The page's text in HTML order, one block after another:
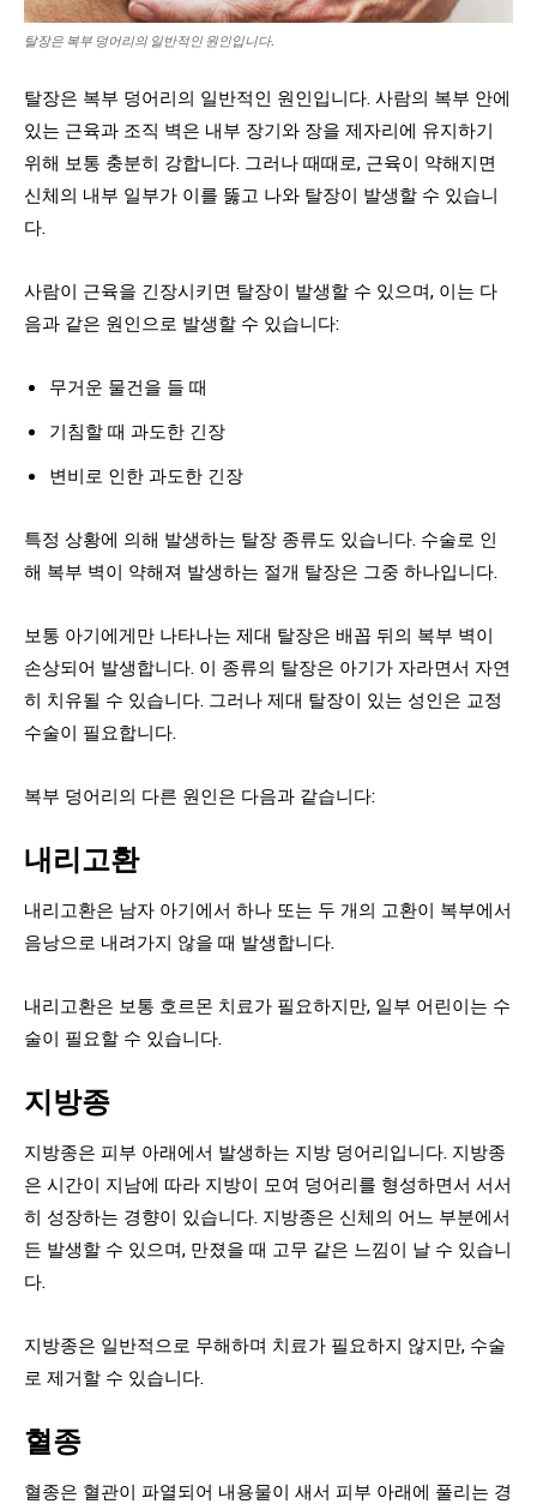
탈장은 복부 덩어리의 일반적인 원인입니다.
탈장은 복부 덩어리의 일반적인 원인입니다. 사람의 복부 안에
있는 근육과 조직 벽은 내부 장기와 장을 제자리에 유지하기
위해 보통 충분히 강합니다. 그러나 때때로, 근육이 약해지면
신체의 내부 일부가 이를 뚫고 나와 탈장이 발생할 수 있습니
다.
사람이 근육을 긴장시키면 탈장이 발생할 수 있으며, 이는 다
음과 같은 원인으로 발생할 수 있습니다:
무거운 물건을 들 때
기침할 때 과도한 긴장
변비로 인한 과도한 긴장
특정 상황에 의해 발생하는 탈장 종류도 있습니다. 수술로 인
해 복부 벽이 약해져 발생하는 절개 탈장은 그중 하나입니다.
보통 아기에게만 나타나는 제대 탈장은 배꼽 뒤의 복부 벽이
손상되어 발생합니다. 이 종류의 탈장은 아기가 자라면서 자연
히 치유될 수 있습니다. 그러나 제대 탈장이 있는 성인은 교정
수술이 필요합니다.
복부 덩어리의 다른 원인은 다음과 같습니다:
내리고환
내리고환은 남자 아기에서 하나 또는 두 개의 고환이 복부에서
음낭으로 내려가지 않을 때 발생합니다.
내리고환은 보통 호르몬 치료가 필요하지만, 일부 어린이는 수
술이 필요할 수 있습니다.
지방종
지방종은 피부 아래에서 발생하는 지방 덩어리입니다. 지방종
은 시간이 지남에 따라 지방이 모여 덩어리를 형성하면서 서서
히 성장하는 경향이 있습니다. 지방종은 신체의 어느 부분에서
든 발생할 수 있으며, 만졌을 때 고무 같은 느낌이 날 수 있습니
다.
지방종은 일반적으로 무해하며 치료가 필요하지 않지만, 수술
로 제거할 수 있습니다.
혈종
혈종은 혈관이 파열되어 내용물이 새서 피부 아래에 풀리는 경